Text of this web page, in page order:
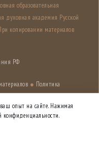
образовательная
духовная академия Русской
копировании материалов
РФ
● Политика
ВШЭ
опыт на сайте. Нажимая
конфиденциальности.